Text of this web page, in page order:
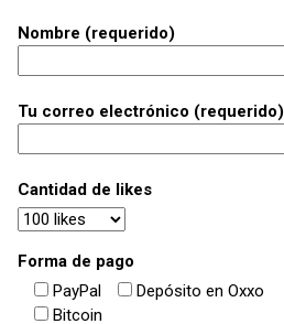
Nombre (requerido)
Tu correo electrónico (requerido)
Cantidad de likes
Forma de pago
PayPal
Depósito en Oxxo
Bitcoin